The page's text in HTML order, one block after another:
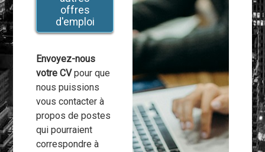
offres
d'emploi
Envoyez-nous
votre CVpour que
nous puissions
vous contacter à
propos de postes
qui pourraient
correspondre à